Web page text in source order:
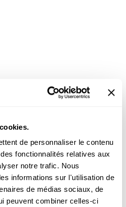
de personnaliser le contenu
fonctionnalités relatives aux
notre trafic. Nous
informations sur l'utilisation de
de médias sociaux, de
peuvent combiner celles-ci